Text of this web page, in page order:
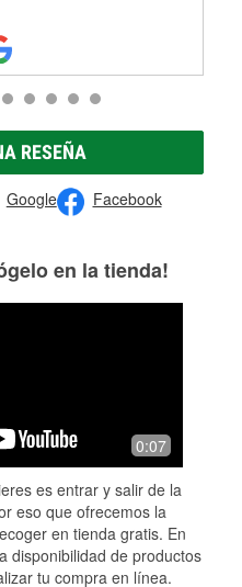
RESEÑA
Google Facebook
en la tienda!
0:07
es entrar y salir de la
eso que ofrecemos la
en tienda gratis. En
disponibilidad de productos
tu compra en línea.